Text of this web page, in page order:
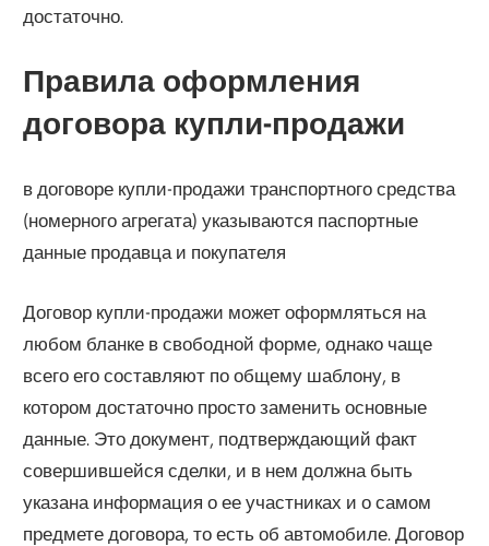
достаточно.
Правила оформления
договора купли-продажи
в договоре купли-продажи транспортного средства
(номерного агрегата) указываются паспортные
данные продавца и покупателя
Договор купли-продажи может оформляться на
любом бланке в свободной форме, однако чаще
всего его составляют по общему шаблону, в
котором достаточно просто заменить основные
данные. Это документ, подтверждающий факт
совершившейся сделки, и в нем должна быть
указана информация о ее участниках и о самом
предмете договора, то есть об автомобиле. Договор